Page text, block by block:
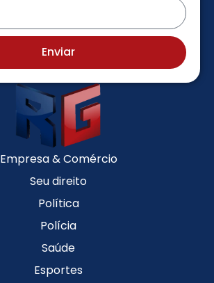
Enviar
Empresa & Comércio
Seu direito
Política
Polícia
Saúde
Esportes